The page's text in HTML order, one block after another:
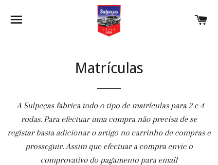
Matrículas
A Sulpeças fabrica todo o tipo de matrículas para 2 e 4
rodas. Para efectuar uma compra não precisa de se
registar basta adicionar o artigo no carrinho de compras e
prosseguir. Assim que efectuar a compra envie o
comprovativo do pagamento para email